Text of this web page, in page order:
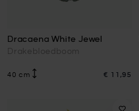
Dracaena White Jewel
Drakebloedboom
40 cm € 11,95